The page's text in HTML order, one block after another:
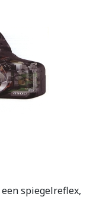
spiegelreflex,